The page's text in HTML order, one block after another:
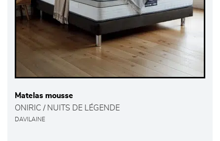
Matelas mousse
ONIRIC / NUITS DE LÉGENDE
DAVILAINE